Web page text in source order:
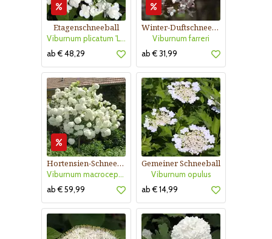
Etagenschneeball
Viburnum plicatum 'Lanarth'
ab € 48,29
Winter-Duftschneeball
Viburnum farreri
ab € 31,99
Hortensien-Schneeball
Viburnum macrocephalum 'Happy Fortuna'
ab € 59,99
Gemeiner Schneeball
Viburnum opulus
ab € 14,99